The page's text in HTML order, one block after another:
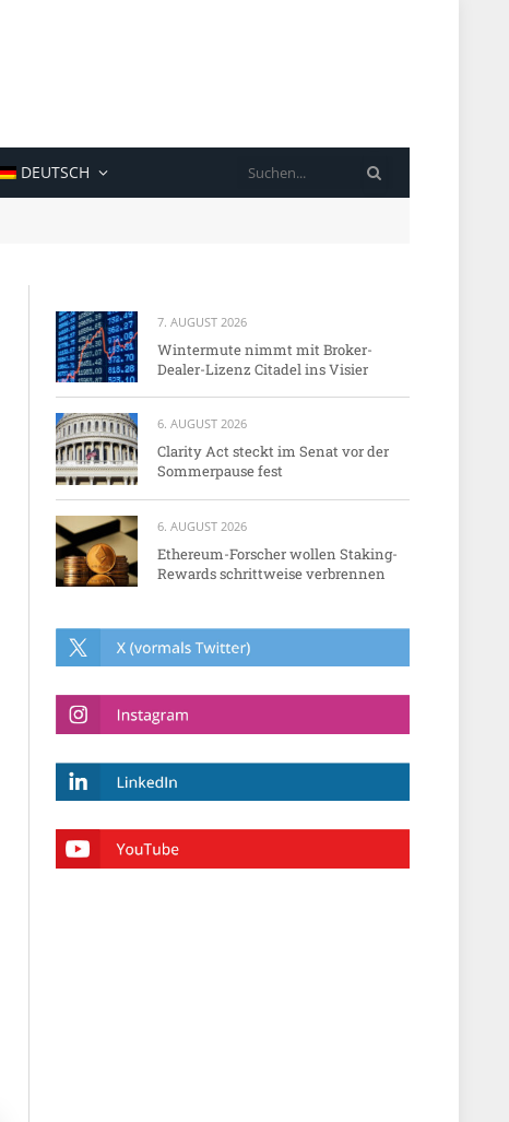
DEUTSCH
7. AUGUST 2026
Wintermute nimmt mit Broker-
Dealer-Lizenz Citadel ins Visier
6. AUGUST 2026
Clarity Act steckt im Senat vor der
Sommerpause fest
6. AUGUST 2026
Ethereum-Forscher wollen Staking-
Rewards schrittweise verbrennen